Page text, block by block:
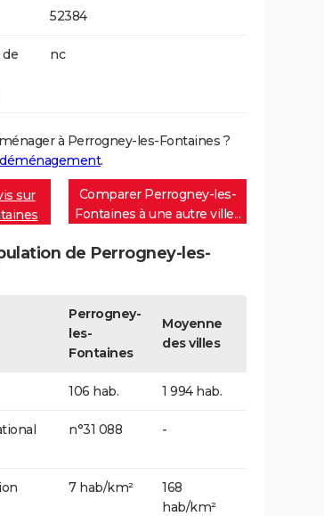
52384
nc
à Perrogney-les-Fontaines ?
.
sur
Comparer Perrogney-les-
Fontaines à une autre ville...
de Perrogney-les-
Perrogney-
les-
Fontaines
Moyenne
des villes
106 hab. 1 994 hab.
n°31 088 -
7 hab/km²
168
hab/km²